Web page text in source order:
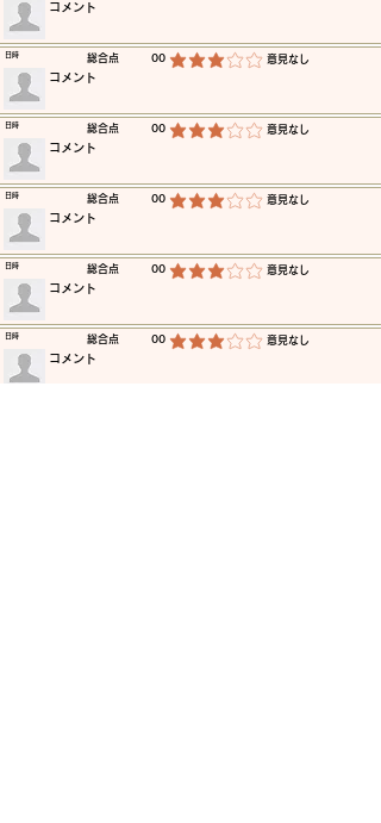
​コメント
​総合点 00 平均評価 3 /5 ​意見なし
​日時
​コメント
​総合点 00 平均評価 3 /5 ​意見なし
​日時
​コメント
​総合点 00 平均評価 3 /5 ​意見なし
​日時
​コメント
​総合点 00 平均評価 3 /5 ​意見なし
​日時
​コメント
​総合点 00 平均評価 3 /5 ​意見なし
​日時
​コメント